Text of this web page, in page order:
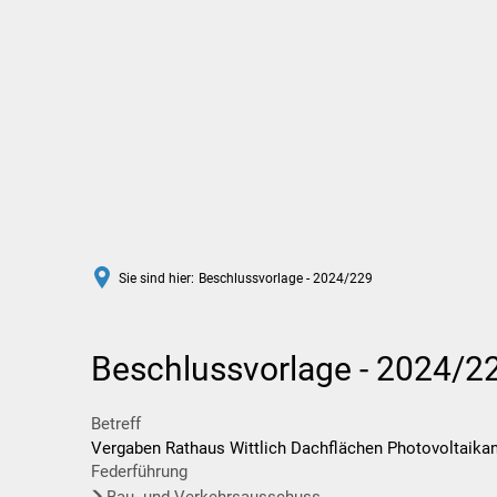
Sie sind hier: Beschlussvorlage - 2024/229
Beschlussvorlage - 2024/
Betreff
Vergaben Rathaus Wittlich Dachflächen
Federführung